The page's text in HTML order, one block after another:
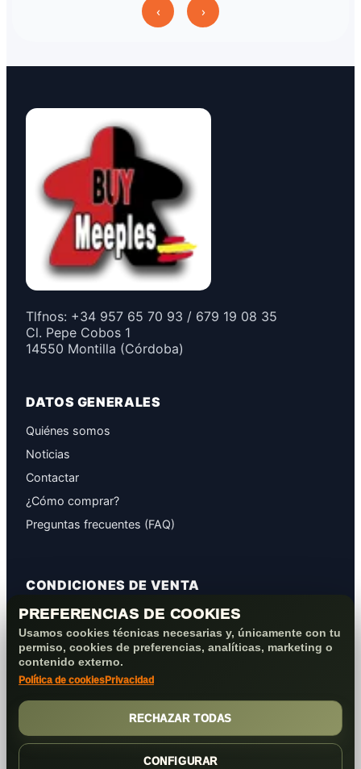
PREFERENCIAS DE COOKIES
Usamos cookies técnicas necesarias y, únicamente con tu
permiso, cookies de preferencias, analíticas, marketing o
contenido externo.
Política de cookies Privacidad
RECHAZAR TODAS
CONFIGURAR
‹ ›
Tlfnos: +34 957 65 70 93 / 679 19 08 35
Cl. Pepe Cobos 1
14550 Montilla (Córdoba)
DATOS GENERALES
Quiénes somos
Noticias
Contactar
¿Cómo comprar?
Preguntas frecuentes (FAQ)
CONDICIONES DE VENTA
GARANTÍAS
PROTECCIÓN DE DATOS
COOKIES+PRIVACIDAD
FORMAS DE PAGO